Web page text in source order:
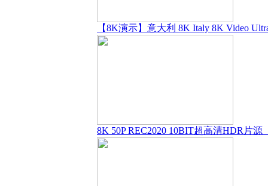
【8K演示】意大利 8K Italy 8K Video
8K 50P REC2020 10BIT超高清HDR片源